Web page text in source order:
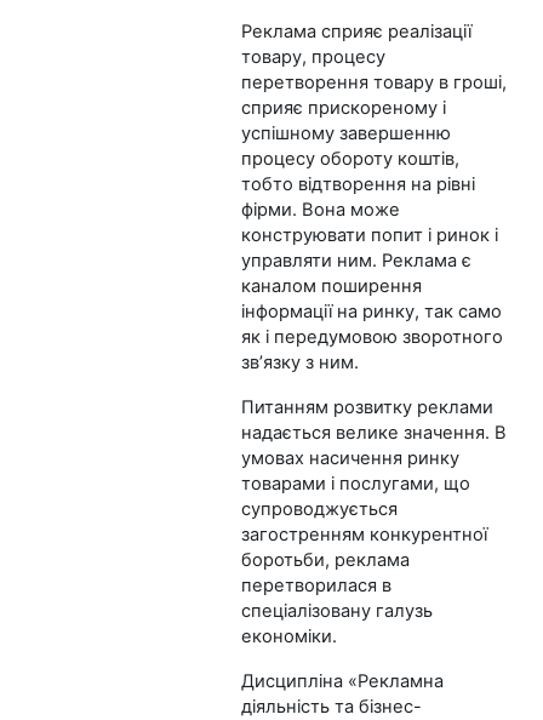
Реклама сприяє реалізації
товару, процесу
перетворення товару в гроші,
сприяє прискореному і
успішному завершенню
процесу обороту коштів,
тобто відтворення на рівні
фірми. Вона може
конструювати попит і ринок і
управляти ним. Реклама є
каналом поширення
інформації на ринку, так само
як і передумовою зворотного
зв’язку з ним.
Питанням розвитку реклами
надається велике значення. В
умовах насичення ринку
товарами і послугами, що
супроводжується
загостренням конкурентної
боротьби, реклама
перетворилася в
спеціалізовану галузь
економіки.
Дисципліна «Рекламна
діяльність та бізнес-